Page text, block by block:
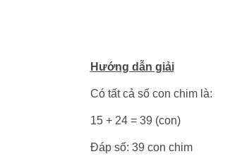
Hướng dẫn giải
Có tất cả số con chim là:
15 + 24 = 39 (con)
Đáp số: 39 con chim